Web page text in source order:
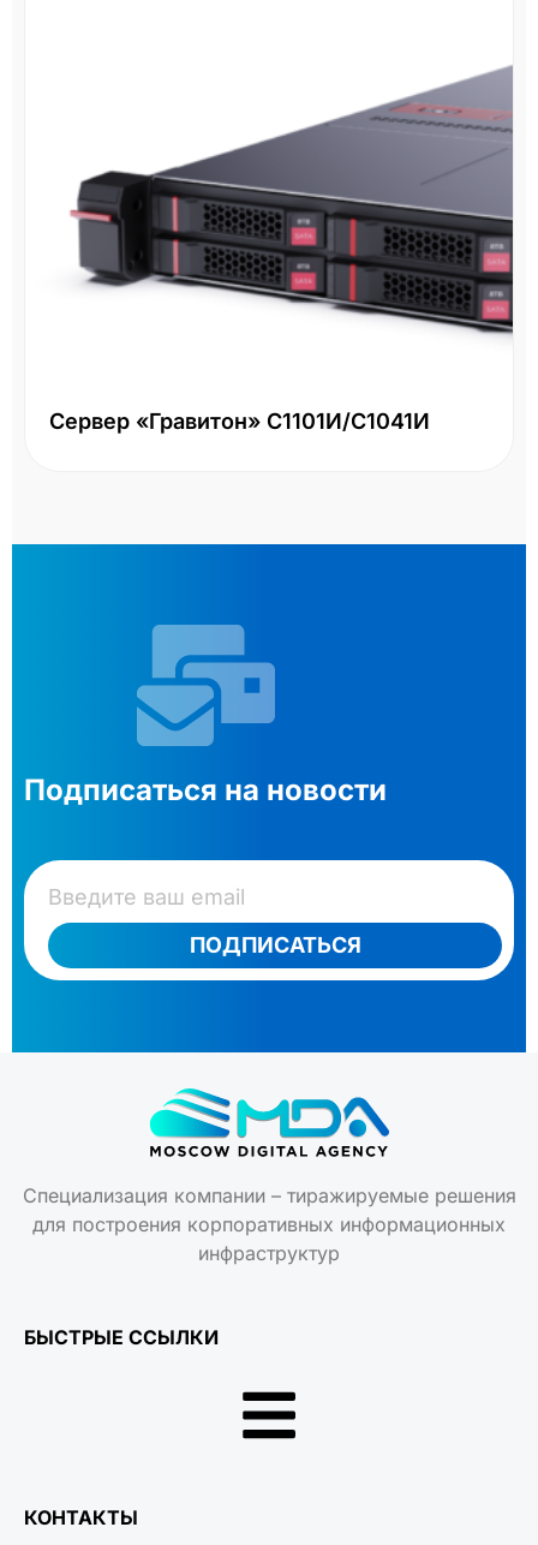
Сервер «Гравитон» С1101И/С1041И
Подписаться на новости
ПОДПИСАТЬСЯ
Специализация компании – тиражируемые решения
для построения корпоративных информационных
инфраструктур
БЫСТРЫЕ ССЫЛКИ
КОНТАКТЫ